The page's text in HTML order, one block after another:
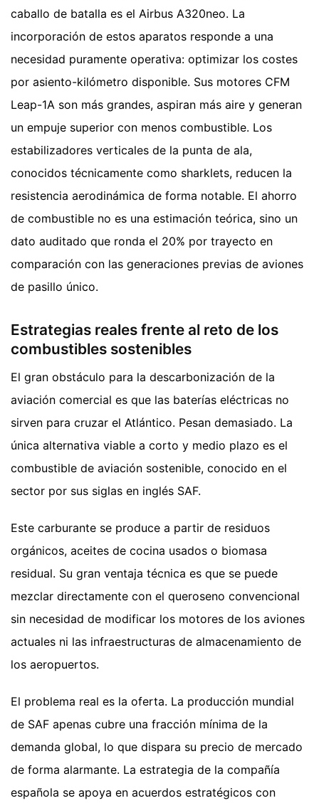
caballo de batalla es el Airbus A320neo. La
incorporación de estos aparatos responde a una
necesidad puramente operativa: optimizar los costes
por asiento-kilómetro disponible. Sus motores CFM
Leap-1A son más grandes, aspiran más aire y generan
un empuje superior con menos combustible. Los
estabilizadores verticales de la punta de ala,
conocidos técnicamente como sharklets, reducen la
resistencia aerodinámica de forma notable. El ahorro
de combustible no es una estimación teórica, sino un
dato auditado que ronda el 20% por trayecto en
comparación con las generaciones previas de aviones
de pasillo único.
Estrategias reales frente al reto de los
combustibles sostenibles
El gran obstáculo para la descarbonización de la
aviación comercial es que las baterías eléctricas no
sirven para cruzar el Atlántico. Pesan demasiado. La
única alternativa viable a corto y medio plazo es el
combustible de aviación sostenible, conocido en el
sector por sus siglas en inglés SAF.
Este carburante se produce a partir de residuos
orgánicos, aceites de cocina usados o biomasa
residual. Su gran ventaja técnica es que se puede
mezclar directamente con el queroseno convencional
sin necesidad de modificar los motores de los aviones
actuales ni las infraestructuras de almacenamiento de
los aeropuertos.
El problema real es la oferta. La producción mundial
de SAF apenas cubre una fracción mínima de la
demanda global, lo que dispara su precio de mercado
de forma alarmante. La estrategia de la compañía
española se apoya en acuerdos estratégicos con